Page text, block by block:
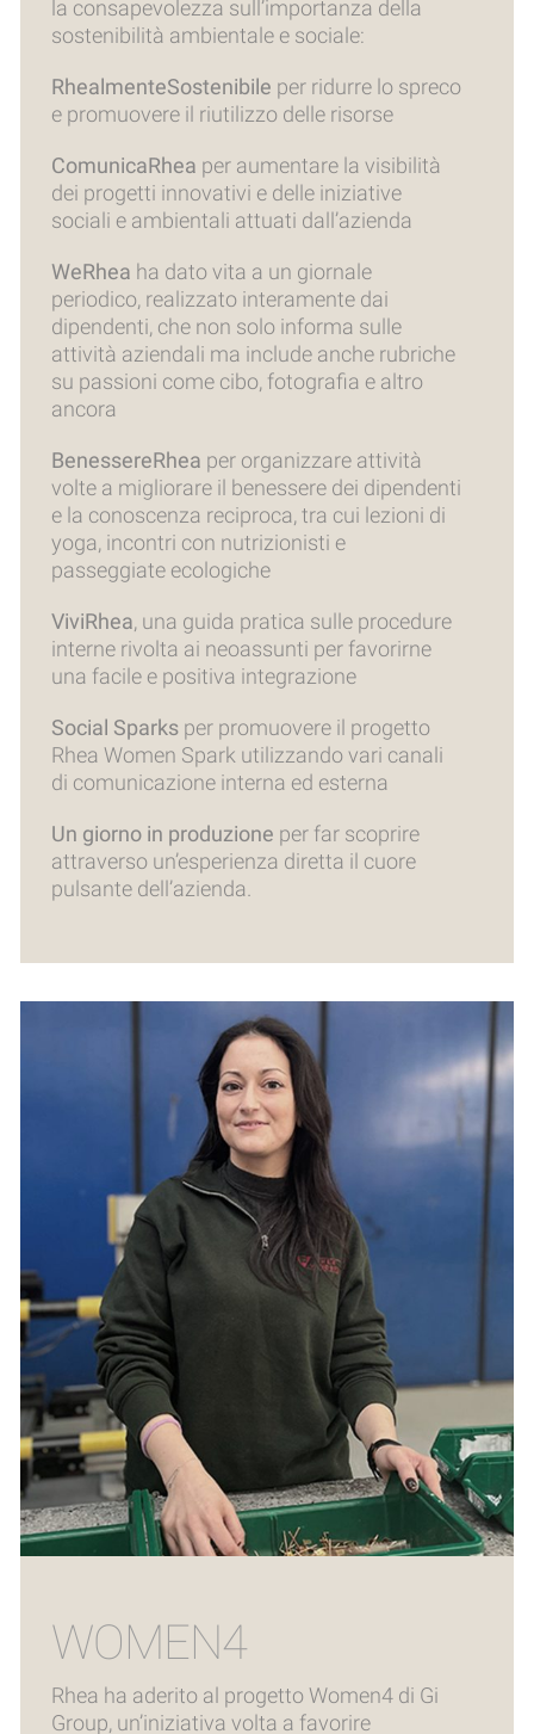
la consapevolezza sull’importanza della
sostenibilità ambientale e sociale:
RhealmenteSostenibile per ridurre lo spreco
e promuovere il riutilizzo delle risorse
ComunicaRhea per aumentare la visibilità
dei progetti innovativi e delle iniziative
sociali e ambientali attuati dall’azienda
WeRhea ha dato vita a un giornale
periodico, realizzato interamente dai
dipendenti, che non solo informa sulle
attività aziendali ma include anche rubriche
su passioni come cibo, fotografia e altro
ancora
BenessereRhea per organizzare attività
volte a migliorare il benessere dei dipendenti
e la conoscenza reciproca, tra cui lezioni di
yoga, incontri con nutrizionisti e
passeggiate ecologiche
ViviRhea, una guida pratica sulle procedure
interne rivolta ai neoassunti per favorirne
una facile e positiva integrazione
Social Sparksper promuovere il progetto
Rhea Women Spark utilizzando vari canali
di comunicazione interna ed esterna
Un giorno in produzione per far scoprire
attraverso un’esperienza diretta il cuore
pulsante dell’azienda.
WOMEN4
Rhea ha aderito al progetto Women4 di Gi
Group, un’iniziativa volta a favorire